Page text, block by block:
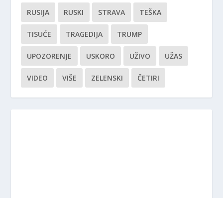
RUSIJA RUSKI STRAVA TEŠKA
TISUĆE TRAGEDIJA TRUMP
UPOZORENJE USKORO UŽIVO UŽAS
VIDEO VIŠE ZELENSKI ČETIRI